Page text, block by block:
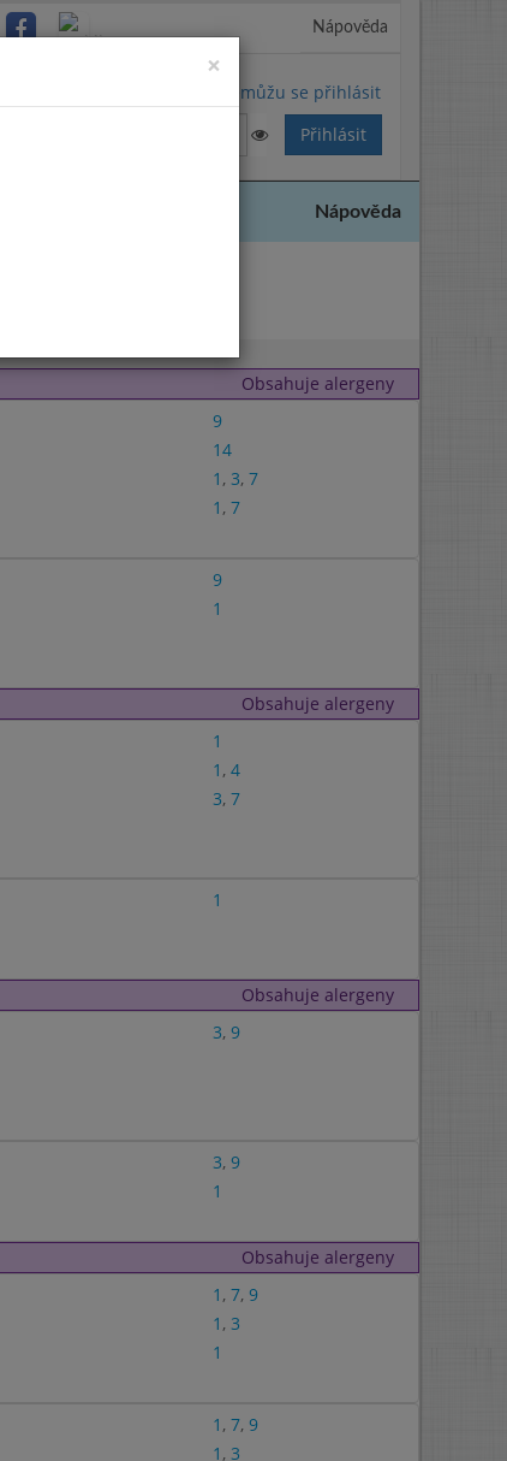
Nápověda
Nemůžu se přihlásit
Nápověda
Obsahuje alergeny
9
14
1 , 3, 7
1 , 7
9
1
Obsahuje alergeny
1
1 , 4
3, 7
1
Obsahuje alergeny
3, 9
3, 9
1
Obsahuje alergeny
1 , 7, 9
1 , 3
1
1 , 7, 9
1 , 3
×